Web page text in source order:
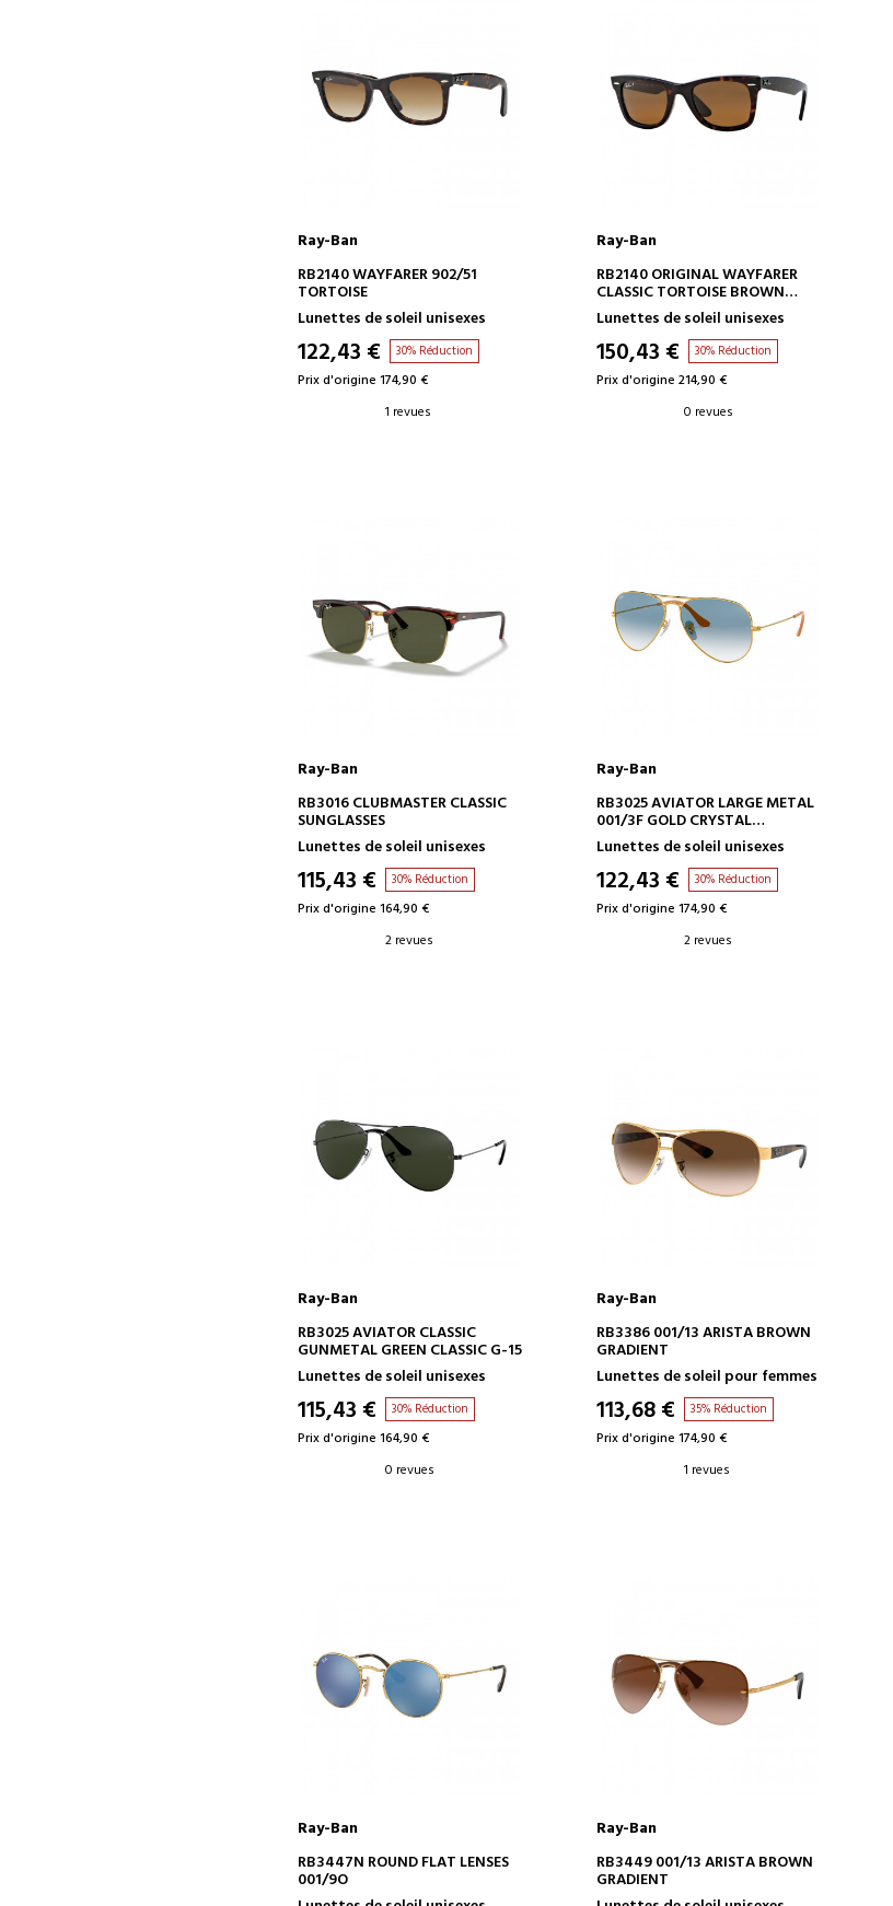
AJOUTER AU PANIER
Ray-Ban
RB2140 WAYFARER 902/51
TORTOISE
Lunettes de soleil unisexes
122,43 € 30% Réduction
Prix d'origine 174,90 €
1 revues
AJOUTER AU PANIER
Ray-Ban
RB2140 ORIGINAL WAYFARER
CLASSIC TORTOISE BROWN
CLASSIC B-15
Lunettes de soleil unisexes
150,43 € 30% Réduction
Prix d'origine 214,90 €
0 revues
AJOUTER AU PANIER
Ray-Ban
RB3016 CLUBMASTER CLASSIC
SUNGLASSES
Lunettes de soleil unisexes
115,43 € 30% Réduction
Prix d'origine 164,90 €
2 revues
AJOUTER AU PANIER
Ray-Ban
RB3025 AVIATOR LARGE METAL
001/3F GOLD CRYSTAL
GRADIENT LIGHT BLUE
Lunettes de soleil unisexes
122,43 € 30% Réduction
Prix d'origine 174,90 €
2 revues
AJOUTER AU PANIER
Ray-Ban
RB3025 AVIATOR CLASSIC
GUNMETAL GREEN CLASSIC G-15
Lunettes de soleil unisexes
115,43 € 30% Réduction
Prix d'origine 164,90 €
0 revues
AJOUTER AU PANIER
Ray-Ban
RB3386 001/13 ARISTA BROWN
GRADIENT
Lunettes de soleil pour femmes
113,68 € 35% Réduction
Prix d'origine 174,90 €
1 revues
AJOUTER AU PANIER
Ray-Ban
RB3447N ROUND FLAT LENSES
001/9O
AJOUTER AU PANIER
Ray-Ban
RB3449 001/13 ARISTA BROWN
GRADIENT